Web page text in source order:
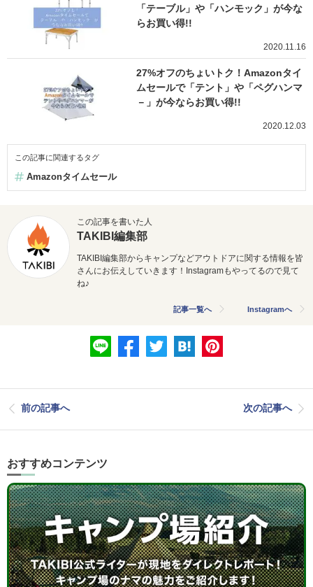
「テーブル」や「ハンモック」が今な
らお買い得!!
2020.11.16
27%オフのちょいトク！Amazonタイ
ムセールで「テント」や「ペグハンマ
－」が今ならお買い得!!
2020.12.03
この記事に関連するタグ
Amazonタイムセール
この記事を書いた人
TAKIBI編集部
TAKIBI編集部からキャンプなどアウトドアに関する情報を皆
さんにお伝えしていきます！Instagramもやってるので見て
ね♪
記事一覧へ Instagramへ
前の記事へ 次の記事へ
おすすめコンテンツ